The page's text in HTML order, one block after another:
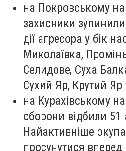
на Покровському
захисники
дії агресора у бік
Миколаївка,
Селидове, Суха
Сухий Яр, Крутий Яр
на Курахівському
оборони відбили 51
Найактивніше
просунутися